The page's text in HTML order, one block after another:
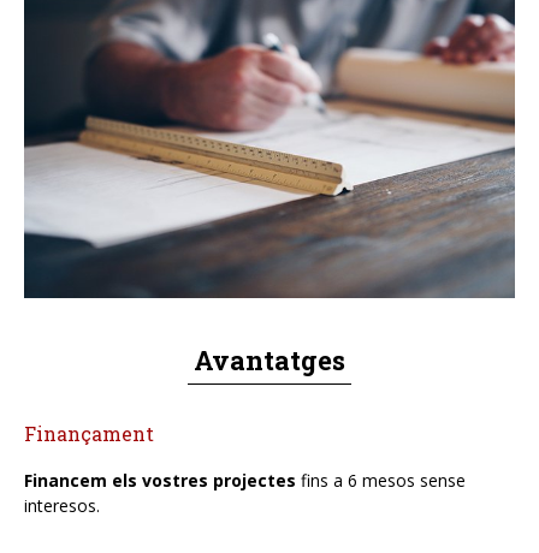
Avantatges
Finançament
Financem els vostres projectes fins a 6 mesos sense
interesos.